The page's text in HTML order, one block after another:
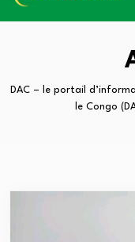
Quand le
À QUAND UN
DAC – le portail
le Congo